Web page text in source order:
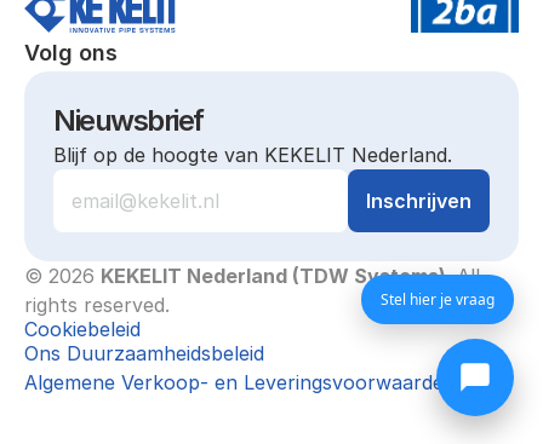
Volg ons
Nieuwsbrief
Blijf op de hoogte van KEKELIT Nederland.
© 2026 KEKELIT Nederland (TDW Systems). All
rights reserved.
Cookiebeleid
Ons Duurzaamheidsbeleid
Algemene Verkoop- en Leveringsvoorwaarden
Stel hier je vraag